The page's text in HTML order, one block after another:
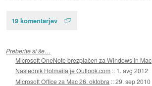
19 komentarjev
Preberite si še…
Microsoft OneNote brezplačen za Windows in Mac
Naslednik Hotmaila je Outlook.com :: 1. avg 2012
Microsoft Office za Mac 26. oktobra ::29. sep 2010